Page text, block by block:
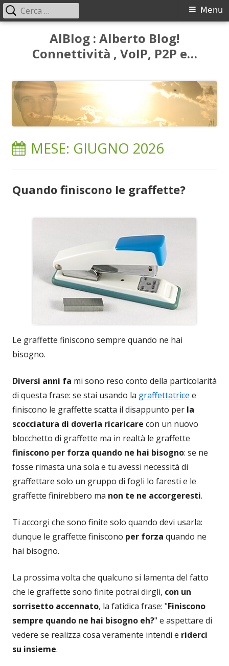
contenuto
AlBlog : Alberto Blog!
Connettività , VoIP, P2P e…
Menu
principale
Menu
Ricerca
per:
MESE: GIUGNO 2026
Quando finiscono le graffette?
Le graffette finiscono sempre quando ne hai
bisogno.
Diversi anni fa mi sono reso conto della particolarità
di questa frase: se stai usando la graffettatrice e
finiscono le graffette scatta il disappunto per la
scocciatura di doverla ricaricare con un nuovo
blocchetto di graffette ma in realtà le graffette
finiscono per forza quando ne hai bisogno: se ne
fosse rimasta una sola e tu avessi necessità di
graffettare solo un gruppo di fogli lo faresti e le
graffette finirebbero ma non te ne accorgeresti.
Ti accorgi che sono finite solo quando devi usarla:
dunque le graffette finiscono per forza quando ne
hai bisogno.
La prossima volta che qualcuno si lamenta del fatto
che le graffette sono finite potrai dirgli, con un
sorrisetto accennato, la fatidica frase: "Finiscono
sempre quando ne hai bisogno eh?" e aspettare di
vedere se realizza cosa veramente intendi e riderci
su insieme.